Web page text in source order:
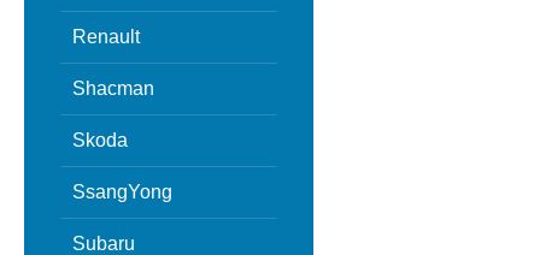
Renault
Shacman
Skoda
SsangYong
Subaru